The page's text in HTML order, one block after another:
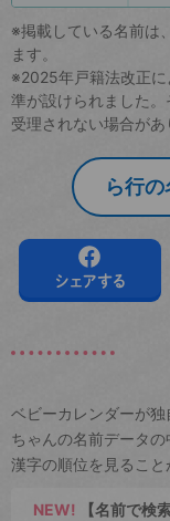
※掲載している名前は
ます。
※2025年戸籍法改正
準が設けられました
受理されない場合があ
ら行
シェアする
ベビーカレンダーが
ちゃんの名前データの
漢字の順位を見ること
NEW! 【名前で検